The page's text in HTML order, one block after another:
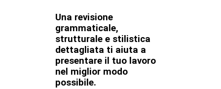
Una revisione
grammaticale,
strutturale e stilistica
dettagliata ti aiuta a
presentare il tuo lavoro
nel miglior modo
possibile.